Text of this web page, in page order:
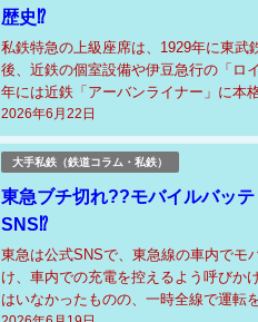
歴史⁉
2026年6月22日
私鉄特急の上級座席は、1929年に東武
後、近鉄の個室設備や伊豆急行の「ロ
年には近鉄「アーバンライナー」に本
1990年代には東武「スペーシア」の個
大手私鉄（鉄道コラム・私鉄）
東急ブチ切れ??モバイルバッ
SNS⁉
東急は公式SNSで、東急線の車内でモ
け、車内での充電を控えるよう呼びか
はいなかったものの、一時全線で運転